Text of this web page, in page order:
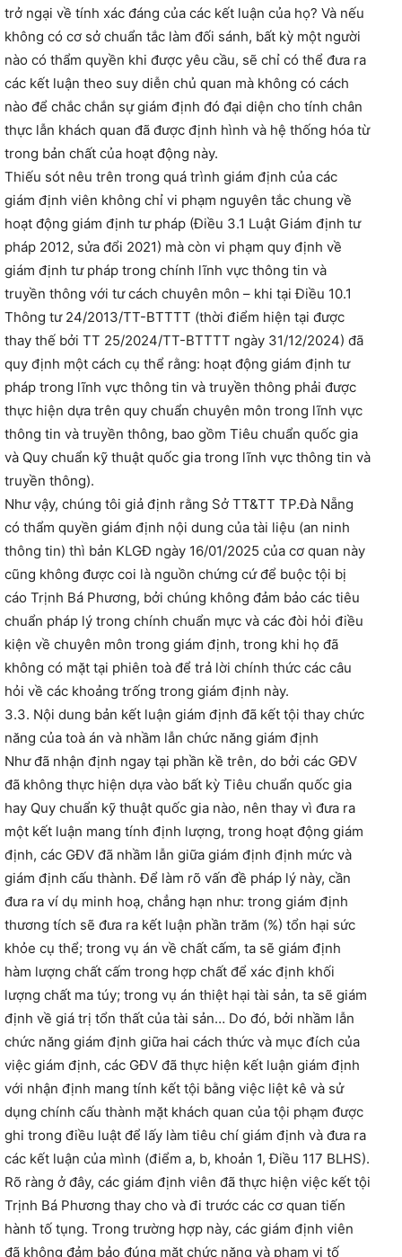
trở ngại về tính xác đáng của các kết luận của họ? Và nếu
không có cơ sở chuẩn tắc làm đối sánh, bất kỳ một người
nào có thẩm quyền khi được yêu cầu, sẽ chỉ có thể đưa ra
các kết luận theo suy diễn chủ quan mà không có cách
nào để chắc chắn sự giám định đó đại diện cho tính chân
thực lẫn khách quan đã được định hình và hệ thống hóa từ
trong bản chất của hoạt động này.
Thiếu sót nêu trên trong quá trình giám định của các
giám định viên không chỉ vi phạm nguyên tắc chung về
hoạt động giám định tư pháp (Điều 3.1 Luật Giám định tư
pháp 2012, sửa đổi 2021) mà còn vi phạm quy định về
giám định tư pháp trong chính lĩnh vực thông tin và
truyền thông với tư cách chuyên môn – khi tại Điều 10.1
Thông tư 24/2013/TT-BTTTT (thời điểm hiện tại được
thay thế bởi TT 25/2024/TT-BTTTT ngày 31/12/2024) đã
quy định một cách cụ thể rằng: hoạt động giám định tư
pháp trong lĩnh vực thông tin và truyền thông phải được
thực hiện dựa trên quy chuẩn chuyên môn trong lĩnh vực
thông tin và truyền thông, bao gồm Tiêu chuẩn quốc gia
và Quy chuẩn kỹ thuật quốc gia trong lĩnh vực thông tin và
truyền thông).
Như vậy, chúng tôi giả định rằng Sở TT&TT TP.Đà Nẵng
có thẩm quyền giám định nội dung của tài liệu (an ninh
thông tin) thì bản KLGĐ ngày 16/01/2025 của cơ quan này
cũng không được coi là nguồn chứng cứ để buộc tội bị
cáo Trịnh Bá Phương, bởi chúng không đảm bảo các tiêu
chuẩn pháp lý trong chính chuẩn mực và các đòi hỏi điều
kiện về chuyên môn trong giám định, trong khi họ đã
không có mặt tại phiên toà để trả lời chính thức các câu
hỏi về các khoảng trống trong giám định này.
3.3. Nội dung bản kết luận giám định đã kết tội thay chức
năng của toà án và nhầm lẫn chức năng giám định
Như đã nhận định ngay tại phần kề trên, do bởi các GĐV
đã không thực hiện dựa vào bất kỳ Tiêu chuẩn quốc gia
hay Quy chuẩn kỹ thuật quốc gia nào, nên thay vì đưa ra
một kết luận mang tính định lượng, trong hoạt động giám
định, các GĐV đã nhầm lẫn giữa giám định định mức và
giám định cấu thành. Để làm rõ vấn đề pháp lý này, cần
đưa ra ví dụ minh hoạ, chẳng hạn như: trong giám định
thương tích sẽ đưa ra kết luận phần trăm (%) tổn hại sức
khỏe cụ thể; trong vụ án về chất cấm, ta sẽ giám định
hàm lượng chất cấm trong hợp chất để xác định khối
lượng chất ma túy; trong vụ án thiệt hại tài sản, ta sẽ giám
định về giá trị tổn thất của tài sản… Do đó, bởi nhầm lẫn
chức năng giám định giữa hai cách thức và mục đích của
việc giám định, các GĐV đã thực hiện kết luận giám định
với nhận định mang tính kết tội bằng việc liệt kê và sử
dụng chính cấu thành mặt khách quan của tội phạm được
ghi trong điều luật để lấy làm tiêu chí giám định và đưa ra
các kết luận của mình (điểm a, b, khoản 1, Điều 117 BLHS).
Rõ ràng ở đây, các giám định viên đã thực hiện việc kết tội
Trịnh Bá Phương thay cho và đi trước các cơ quan tiến
hành tố tụng. Trong trường hợp này, các giám định viên
đã không đảm bảo đúng mặt chức năng và phạm vi tố